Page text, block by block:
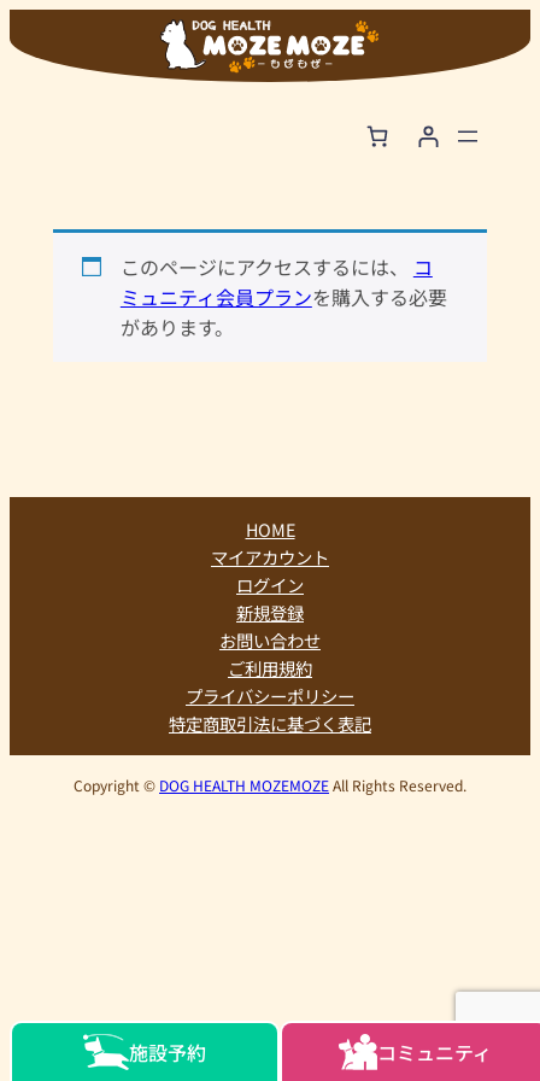
容
このページにアクセスするには、 コ
ミュニティ会員プランを購入する必要
があります。
HOME
マイアカウント
ログイン
新規登録
お問い合わせ
ご利用規約
プライバシーポリシー
特定商取引法に基づく表記
Copyright © DOG HEALTH MOZEMOZEAll Rights Reserved.
施設予約 コミュニティ